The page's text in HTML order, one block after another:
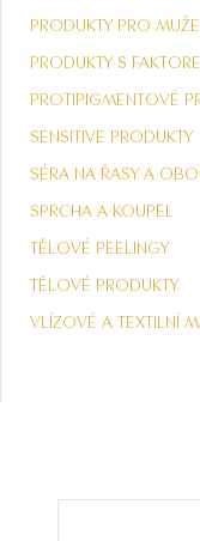
PRODUKTY PRO MUŽE
PRODUKTY S
PROTIPIGMENTOVÉ
SENSITIVE PRODUKTY
SÉRA NA ŘASY A
SPRCHA A KOUPEL
TĚLOVÉ PEELINGY
TĚLOVÉ PRODUKTY
VLÍZOVÉ A TEXTILNÍ